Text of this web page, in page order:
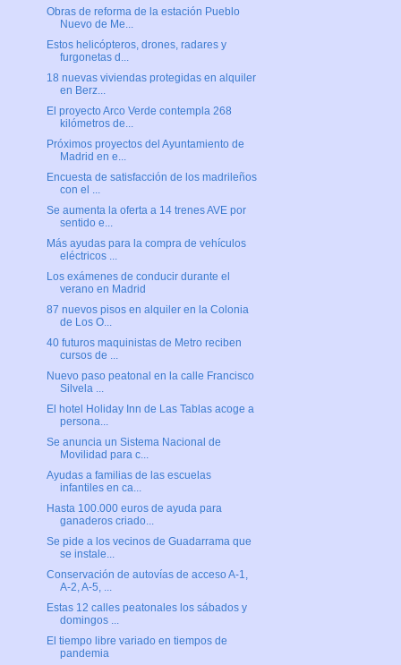
Obras de reforma de la estación Pueblo
Nuevo de Me...
Estos helicópteros, drones, radares y
furgonetas d...
18 nuevas viviendas protegidas en alquiler
en Berz...
El proyecto Arco Verde contempla 268
kilómetros de...
Próximos proyectos del Ayuntamiento de
Madrid en e...
Encuesta de satisfacción de los madrileños
con el ...
Se aumenta la oferta a 14 trenes AVE por
sentido e...
Más ayudas para la compra de vehículos
eléctricos ...
Los exámenes de conducir durante el
verano en Madrid
87 nuevos pisos en alquiler en la Colonia
de Los O...
40 futuros maquinistas de Metro reciben
cursos de ...
Nuevo paso peatonal en la calle Francisco
Silvela ...
El hotel Holiday Inn de Las Tablas acoge a
persona...
Se anuncia un Sistema Nacional de
Movilidad para c...
Ayudas a familias de las escuelas
infantiles en ca...
Hasta 100.000 euros de ayuda para
ganaderos criado...
Se pide a los vecinos de Guadarrama que
se instale...
Conservación de autovías de acceso A-1,
A-2, A-5, ...
Estas 12 calles peatonales los sábados y
domingos ...
El tiempo libre variado en tiempos de
pandemia